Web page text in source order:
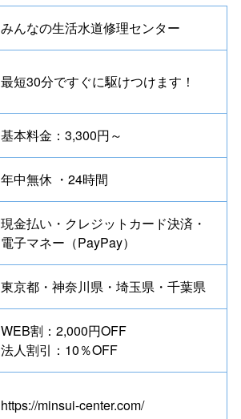
みんなの生活水道修理センター
最短30分ですぐに駆けつけます！
基本料金：3,300円～
年中無休 ・24時間
現金払い・クレジットカード決済・
電子マネー（PayPay）
東京都・神奈川県・埼玉県・千葉県
WEB割：2,000円OFF
法人割引：10％OFF
https://minsui-center.com/